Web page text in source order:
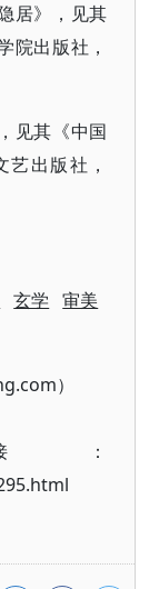
居》，见其
院出版社，
见其《中国
出版社，
玄学 审美
）
：